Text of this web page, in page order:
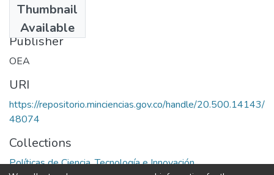
Thumbnail
Available
1075
Publisher
OEA
URI
https://repositorio.minciencias.gov.co/handle/20.500.14143/
48074
Collections
Políticas de Ciencia, Tecnología e Innovación